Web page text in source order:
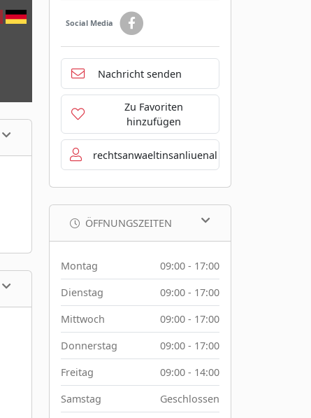
Social Media
Nachricht senden
Zu Favoriten
hinzufügen
rechtsanwaeltinsanliuenal
ÖFFNUNGSZEITEN
Montag
09:00 - 17:00
Dienstag
09:00 - 17:00
Mittwoch
09:00 - 17:00
Donnerstag
09:00 - 17:00
Freitag
09:00 - 14:00
Samstag
Geschlossen